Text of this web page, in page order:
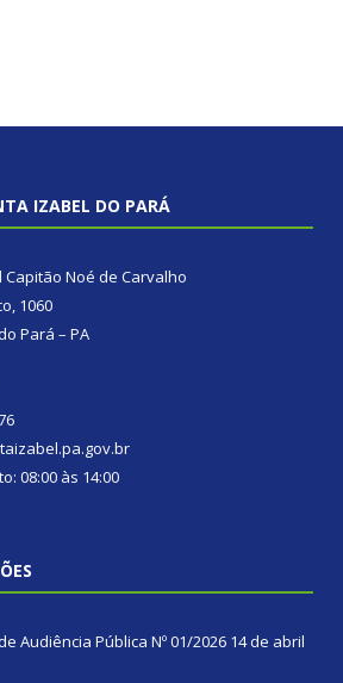
IZABEL DO PARÁ
Capitão Noé de Carvalho
1060
Pará – PA
08:00 às 14:00
Audiência Pública Nº 01/2026 14 de abril